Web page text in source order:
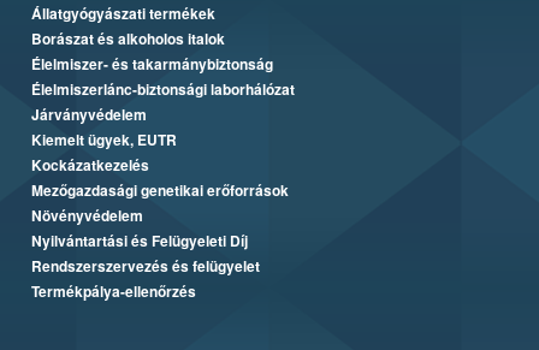
Állatgyógyászati termékek
Borászat és alkoholos italok
Élelmiszer- és takarmánybiztonság
Élelmiszerlánc-biztonsági laborhálózat
Járványvédelem
Kiemelt ügyek, EUTR
Kockázatkezelés
Mezőgazdasági genetikai erőforrások
Növényvédelem
Nyilvántartási és Felügyeleti Díj
Rendszerszervezés és felügyelet
Termékpálya-ellenőrzés